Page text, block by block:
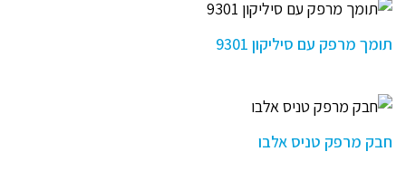
תומך מרפק עם סיליקון 9301
חבק מרפק טניס אלבו